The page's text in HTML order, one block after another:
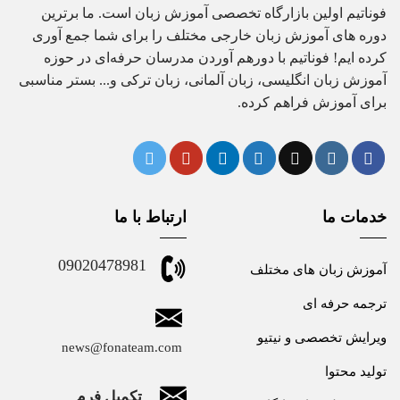
فوناتیم اولین بازارگاه تخصصی آموزش زبان است. ما برترین
دوره های آموزش زبان خارجی مختلف را برای شما جمع آوری
کرده ایم! فوناتیم با دورهم آوردن مدرسان حرفه‌ای در حوزه
آموزش زبان انگلیسی، زبان آلمانی، زبان ترکی و... بستر مناسبی
برای آموزش فراهم کرده.
خدمات ما
آموزش زبان های مختلف
ترجمه حرفه ای
ویرایش تخصصی و نیتیو
تولید محتوا
ارتباط با ما
09020478981
news@fonateam.com